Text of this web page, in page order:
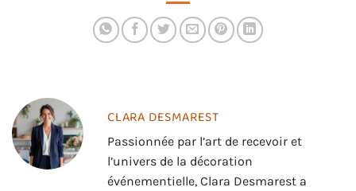
CLARA DESMAREST
Passionnée par l’art de recevoir et
l’univers de la décoration
événementielle, Clara Desmarest a